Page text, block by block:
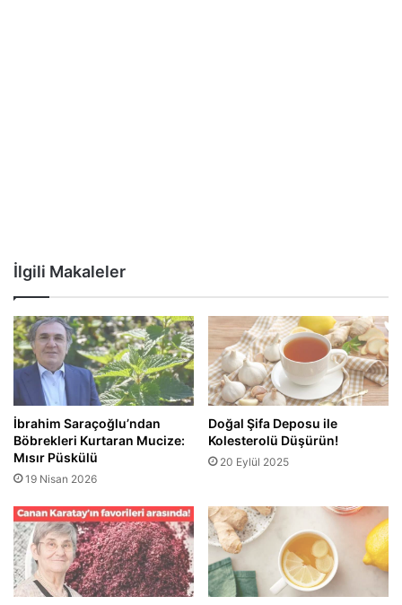
İlgili Makaleler
İbrahim Saraçoğlu’ndan
Böbrekleri Kurtaran Mucize:
Mısır Püskülü
19 Nisan 2026
Doğal Şifa Deposu ile
Kolesterolü Düşürün!
20 Eylül 2025